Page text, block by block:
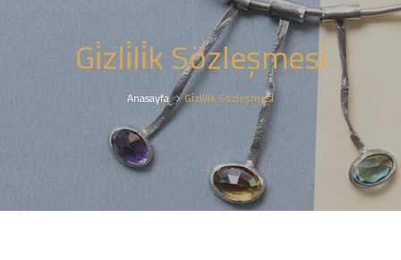
Gi̇zli̇li̇k Sözleşmesi̇
Anasayfa Gi̇zli̇li̇k Sözleşmesi̇